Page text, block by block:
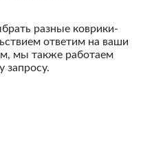
разные коврики-
ответим на ваши
мы также работаем
запросу.